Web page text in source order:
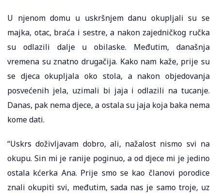
U njenom domu u uskršnjem danu okupljali su se
majka, otac, braća i sestre, a nakon zajedničkog ručka
su odlazili dalje u obilaske. Međutim, današnja
vremena su znatno drugačija. Kako nam kaže, prije su
se djeca okupljala oko stola, a nakon objedovanja
posvećenih jela, uzimali bi jaja i odlazili na tucanje.
Danas, pak nema djece, a ostala su jaja koja baka nema
kome dati.
“Uskrs doživljavam dobro, ali, nažalost nismo svi na
okupu. Sin mi je ranije poginuo, a od djece mi je jedino
ostala kćerka Ana. Prije smo se kao članovi porodice
znali okupiti svi, međutim, sada nas je samo troje, uz